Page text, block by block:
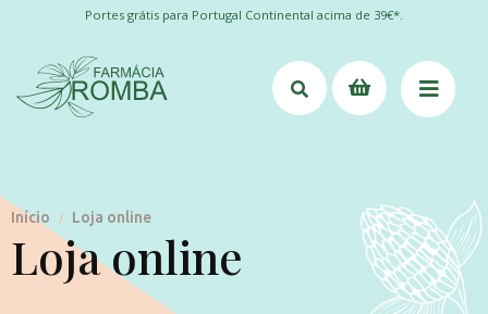
Portes grátis para Portugal Continental acima de 39€*.
Início / Loja online
Loja online